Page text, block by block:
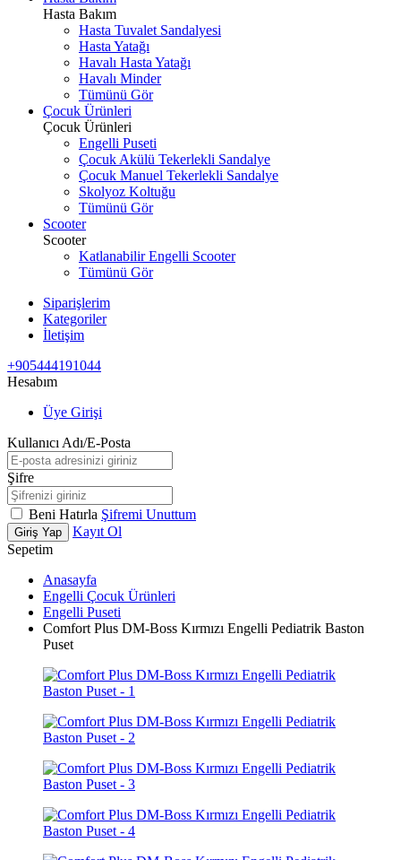
Hasta Bakım
Hasta Tuvalet Sandalyesi
Hasta Yatağı
Havalı Hasta Yatağı
Havalı Minder
Tümünü Gör
Çocuk Ürünleri
Çocuk Ürünleri
Engelli Puseti
Çocuk Akülü Tekerlekli Sandalye
Çocuk Manuel Tekerlekli Sandalye
Skolyoz Koltuğu
Tümünü Gör
Scooter
Scooter
Katlanabilir Engelli Scooter
Tümünü Gör
Siparişlerim
Kategoriler
İletişim
+905444191044
Hesabım
Üye Girişi
Kullanıcı Adı/E-Posta
Şifre
Beni Hatırla Şifremi Unuttum
Giriş Yap
Kayıt Ol
Sepetim
Anasayfa
Engelli Çocuk Ürünleri
Engelli Puseti
Comfort Plus DM-Boss Kırmızı Engelli Pediatrik Baston
Puset